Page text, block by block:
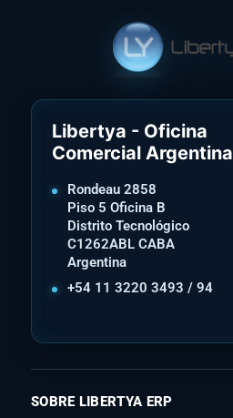
Libertya - Oficina
Comercial Argentina
Rondeau 2858
Piso 5 Oficina B
Distrito Tecnológico
C1262ABL CABA
Argentina
+54 11 3220 3493 / 94
SOBRE LIBERTYA ERP